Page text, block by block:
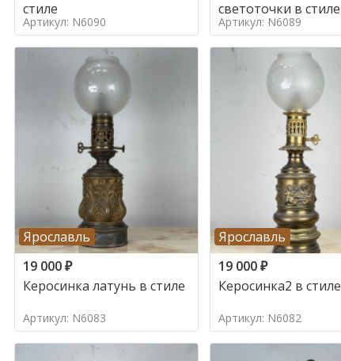
стиле
Артикул: N6090
светоточки в стиле
Артикул: N6089
Ярославль
19 000₽
Керосинка латунь в стиле
Артикул: N6083
Ярославль
19 000₽
Керосинка2 в стиле
Артикул: N6082